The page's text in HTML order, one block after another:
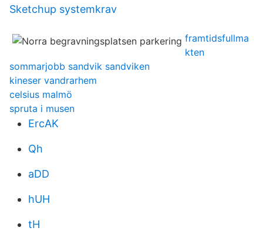
Sketchup systemkrav
framtidsfullma
kten
sommarjobb sandvik sandviken
kineser vandrarhem
celsius malmö
spruta i musen
ErcAK
Qh
aDD
hUH
tH